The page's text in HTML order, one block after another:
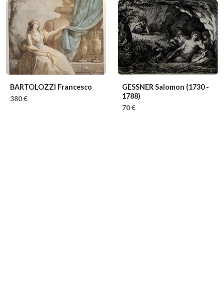
BARTOLOZZI Francesco
380 €
GESSNER Salomon (1730 -
1788)
70 €